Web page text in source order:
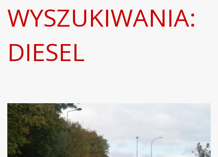
WYSZUKIWANIA:
DIESEL